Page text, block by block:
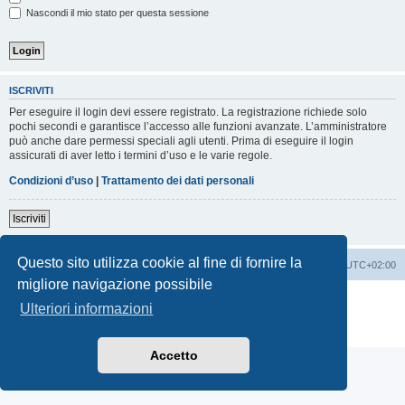
Questo sito utilizza cookie al fine di fornire la
migliore navigazione possibile
Ulteriori informazioni
Accetto
Nascondi il mio stato per questa sessione
ISCRIVITI
Per eseguire il login devi essere registrato. La registrazione richiede solo
pochi secondi e garantisce l’accesso alle funzioni avanzate. L’amministratore
può anche dare permessi speciali agli utenti. Prima di eseguire il login
assicurati di aver letto i termini d’uso e le varie regole.
Condizioni d’uso | Trattamento dei dati personali
Iscriviti
Indice Tutti gli orari sono UTC+02:00
Cancella cookie
Contattaci
Traduzione Italiana